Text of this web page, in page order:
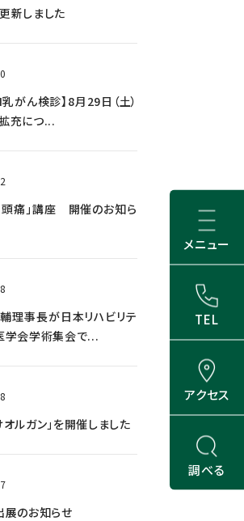
新しました
がん検診】8月29日（土）
充につ...
頭痛」講座 開催のお知ら
理事長が日本リハビリテ
学会学術集会で...
オルガン」を開催しました
展のお知らせ
メニュー
TEL
アクセス
調べる